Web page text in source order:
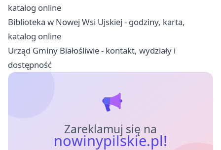
katalog online
Biblioteka w Nowej Wsi Ujskiej - godziny, karta,
katalog online
Urząd Gminy Białośliwie - kontakt, wydziały i
dostępność
Zareklamuj się na
nowinypilskie.pl!